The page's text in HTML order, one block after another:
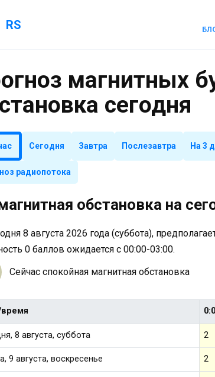
RS
магнитных
сегодня
Сегодня Завтра Послезавтра На 3
радиопотока
обстановка на
8 августа 2026 года (суббота),
0 баллов ожидается с 00:00-03:00.
Сейчас спокойная магнитная обстановка
8 августа, суббота 2
9 августа, воскресенье 2